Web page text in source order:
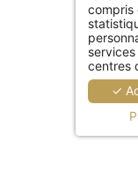
compris
centres
✓